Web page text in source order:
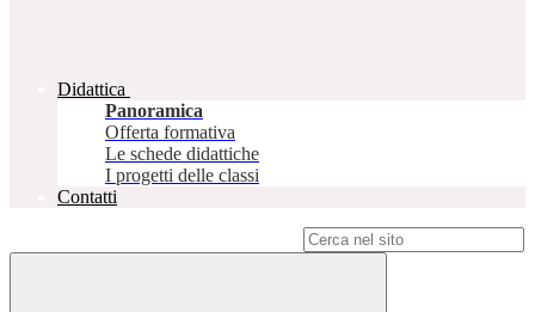
Didattica
Panoramica
Offerta formativa
Le schede didattiche
I progetti delle classi
Contatti